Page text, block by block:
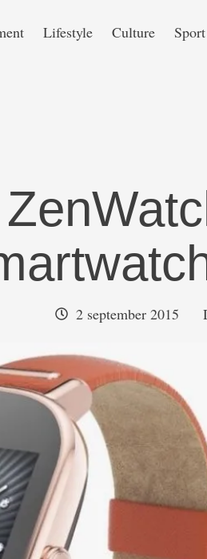
Lifestyle Culture Sport
2 september 2015